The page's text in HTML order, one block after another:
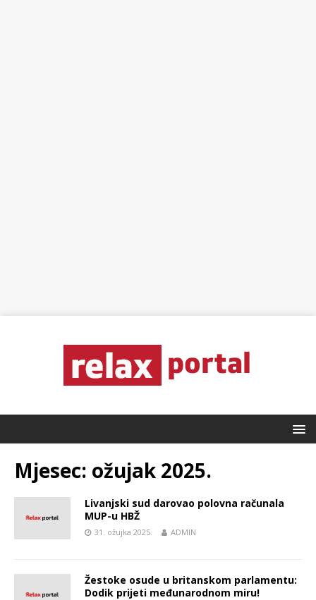
Mjesec: ožujak 2025.
Livanjski sud darovao polovna računala
MUP-u HBŽ
31. ožujka 2025. ADMIN
Žestoke osude u britanskom parlamentu:
Dodik prijeti međunarodnom miru!